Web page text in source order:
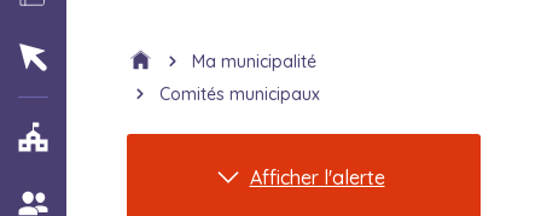
Ma municipalité
Comités municipaux
Afficher l'alerte